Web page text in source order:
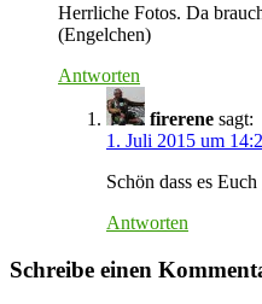
Herrliche Fotos. Da
(Engelchen)
Antworten
firerene sagt:
1. Juli 2015 um
Schön dass es
Antworten
Schreibe einen